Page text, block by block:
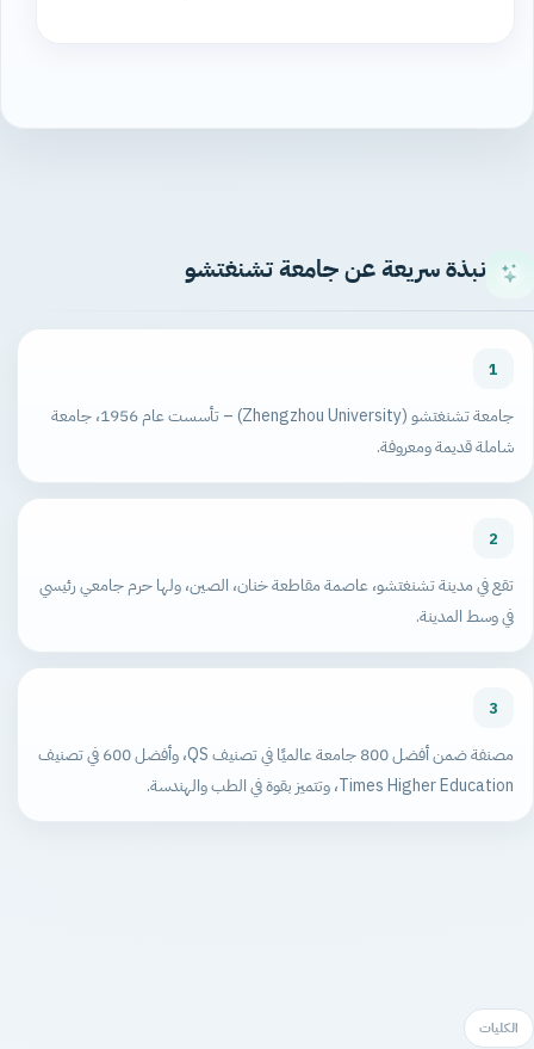
نبذة سريعة عن جامعة تشنغتشو
1
جامعة تشنغتشو (Zhengzhou University) – تأسست عام 1956، جامعة
شاملة قديمة ومعروفة.
2
تقع في مدينة تشنغتشو، عاصمة مقاطعة خنان، الصين، ولها حرم جامعي رئيسي
في وسط المدينة.
3
مصنفة ضمن أفضل 800 جامعة عالميًا في تصنيف QS، وأفضل 600 في تصنيف
Times Higher Education، وتتميز بقوة في الطب والهندسة.
الكليات